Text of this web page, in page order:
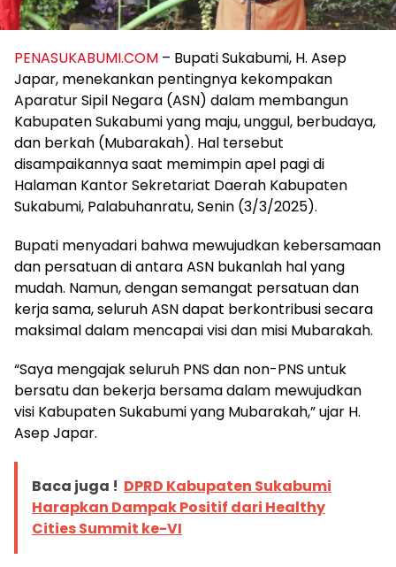
PENASUKABUMI.COM – Bupati Sukabumi, H. Asep
Japar, menekankan pentingnya kekompakan
Aparatur Sipil Negara (ASN) dalam membangun
Kabupaten Sukabumi yang maju, unggul, berbudaya,
dan berkah (Mubarakah). Hal tersebut
disampaikannya saat memimpin apel pagi di
Halaman Kantor Sekretariat Daerah Kabupaten
Sukabumi, Palabuhanratu, Senin (3/3/2025).
Bupati menyadari bahwa mewujudkan kebersamaan
dan persatuan di antara ASN bukanlah hal yang
mudah. Namun, dengan semangat persatuan dan
kerja sama, seluruh ASN dapat berkontribusi secara
maksimal dalam mencapai visi dan misi Mubarakah.
“Saya mengajak seluruh PNS dan non-PNS untuk
bersatu dan bekerja bersama dalam mewujudkan
visi Kabupaten Sukabumi yang Mubarakah,” ujar H.
Asep Japar.
Baca juga ! DPRD Kabupaten Sukabumi
Harapkan Dampak Positif dari Healthy
Cities Summit ke-VI